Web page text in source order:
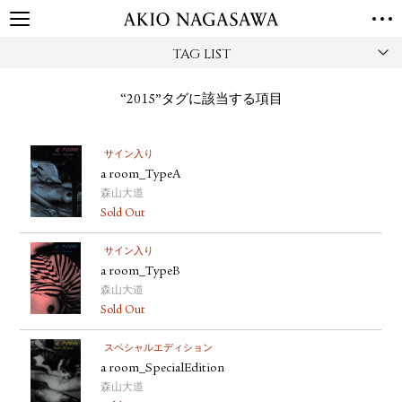
TAG LIST
“2015”タグに該当する項目
サイン入り
a room_TypeA
森山大道
Sold Out
サイン入り
a room_TypeB
森山大道
Sold Out
スペシャルエディション
a room_SpecialEdition
森山大道
TORANOMON
PUBLISHING
ONLINE SHOP
NEWS
ABOUT
ABOUT US LOCATIONS
PRIVACY POLICY
INSTAGRAM
GALLERY
PUBLISHING
TWITTER